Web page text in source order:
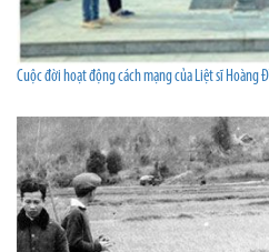
Cuộc đời hoạt động cách mạng của Liệt sĩ Hoàng